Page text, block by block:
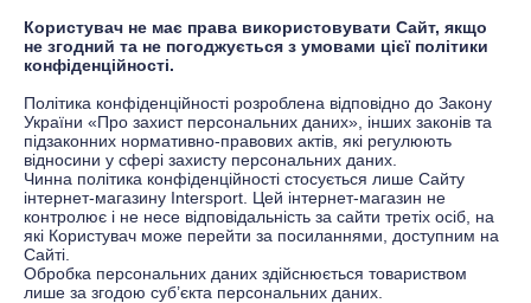
Користувач не має права використовувати Сайт, якщо
не згодний та не погоджується з умовами цієї політики
конфіденційності.
Політика конфіденційності розроблена відповідно до Закону
України «Про захист персональних даних», інших законів та
підзаконних нормативно-правових актів, які регулюють
відносини у сфері захисту персональних даних.
Чинна політика конфіденційності стосується лише Сайту
інтернет-магазину Іntersport . Цей інтернет-магазин не
контролює і не несе відповідальність за сайти третіх осіб, на
які Користувач може перейти за посиланнями, доступним на
Сайті.
Обробка персональних даних здійснюється товариством
лише за згодою суб’єкта персональних даних.